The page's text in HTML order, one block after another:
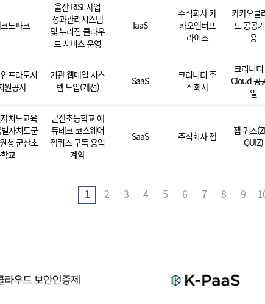
노파크
울산 RISE사업
성과관리시스템
및 누리집 클라우
드 서비스 운영
IaaS
주식회사 카
카오엔터프
라이즈
카카오클
드 공공
용
프라도시
원공사
기관 웹메일 시스
템 도입(개선)
SaaS
크리니티 주
식회사
크리니티
Cloud 공
일
치도교육
자치도군
청 군산초
교
군산초등학교 에
듀테크 코스웨어
젭퀴즈 구독 용역
계약
SaaS 주식회사 젭
젭 퀴즈
QUIZ)
1 2 3 4 5 6 7 8 9